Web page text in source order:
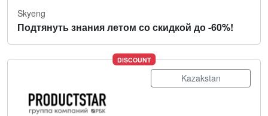
Skyeng
Подтянуть знания летом со скидкой до -60%!
DISCOUNT
Kazakstan